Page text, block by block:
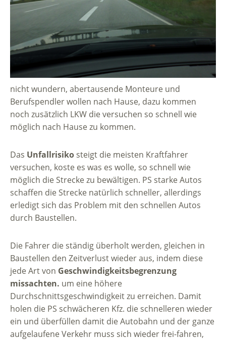
nicht wundern, abertausende Monteure und
Berufspendler wollen nach Hause, dazu kommen
noch zusätzlich LKW die versuchen so schnell wie
möglich nach Hause zu kommen.
Das Unfallrisiko steigt die meisten Kraftfahrer
versuchen, koste es was es wolle, so schnell wie
möglich die Strecke zu bewältigen. PS starke Autos
schaffen die Strecke natürlich schneller, allerdings
erledigt sich das Problem mit den schnellen Autos
durch Baustellen.
Die Fahrer die ständig überholt werden, gleichen in
Baustellen den Zeitverlust wieder aus, indem diese
jede Art von Geschwindigkeitsbegrenzung
missachten. um eine höhere
Durchschnittsgeschwindigkeit zu erreichen. Damit
holen die PS schwächeren Kfz. die schnelleren wieder
ein und überfüllen damit die Autobahn und der ganze
aufgelaufene Verkehr muss sich wieder frei-fahren,